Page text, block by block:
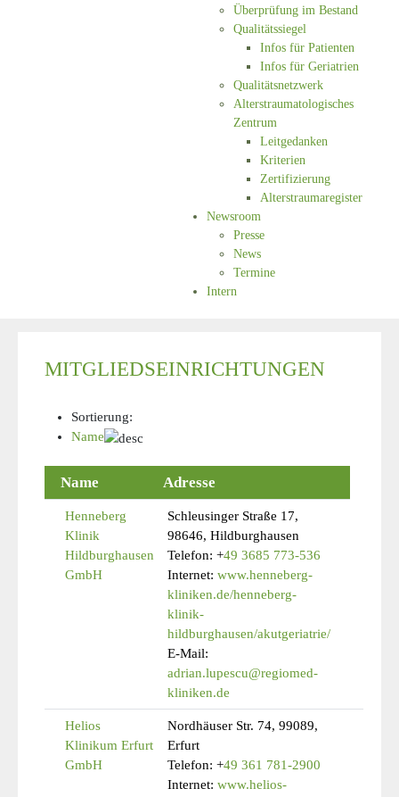
Überprüfung im Bestand
Qualitätssiegel
Infos für Patienten
Infos für Geriatrien
Qualitätsnetzwerk
Alterstraumatologisches
Zentrum
Leitgedanken
Kriterien
Zertifizierung
Alterstraumaregister
Newsroom
Presse
News
Termine
Intern
MITGLIEDSEINRICHTUNGEN
Sortierung:
Name
Name Adresse
Henneberg
Klinik
Hildburghausen
GmbH
Schleusinger Straße 17,
98646, Hildburghausen
Telefon: +49 3685 773-536
Internet: www.henneberg-
kliniken.de/henneberg-
klinik-
hildburghausen/akutgeriatrie/
E-Mail:
adrian.lupescu@regiomed-
kliniken.de
Helios
Klinikum Erfurt
GmbH
Nordhäuser Str. 74, 99089,
Erfurt
Telefon: +49 361 781-2900
Internet: www.helios-